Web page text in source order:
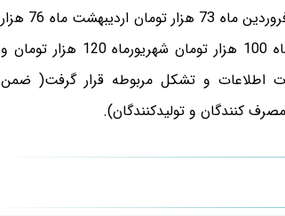
پشتیبانی امور دام کشور در هفت ماه اول سال جاری به تفکیک فروردین ماه 73 هزار تومان اردیبهشت ماه 76 هزار
تومان خرداد ماه 85 هزار تومان تیر ماه 95 هزار تومان مردادماه 100 هزار تومان شهریورماه 120 هزار تومان و
اطلاعات و تشکل مربوطه قرار گرفت( ضمن
کنندگان و تولیدکنندگان).